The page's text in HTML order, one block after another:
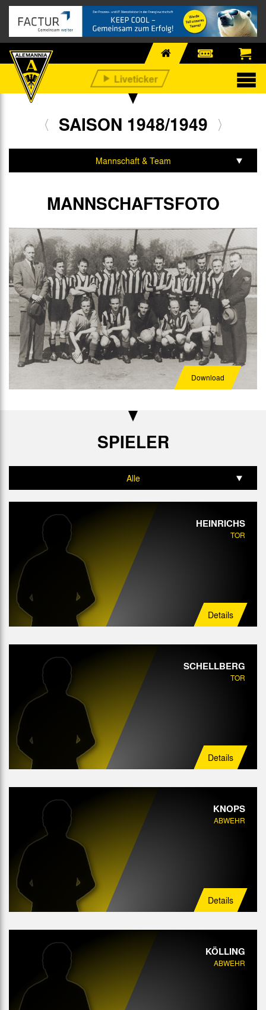
SAISON 1948/1949
Mannschaft & Team
MANNSCHAFTSFOTO
Download
SPIELER
Alle
Tor
Mittelfeld
Angriff
HEINRICHS
TOR
Details
SCHELLBERG
TOR
Details
KNOPS
ABWEHR
Details
KÖLLING
ABWEHR